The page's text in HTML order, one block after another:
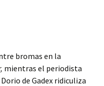
bromas en la
mientras el periodista
de Gadex ridiculiza